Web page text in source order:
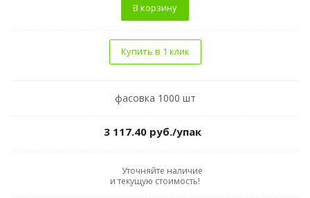
В корзину
Купить в 1 клик
фасовка 1000 шт
3 117.40 руб./упак
Уточняйте наличие
и текущую стоимость!